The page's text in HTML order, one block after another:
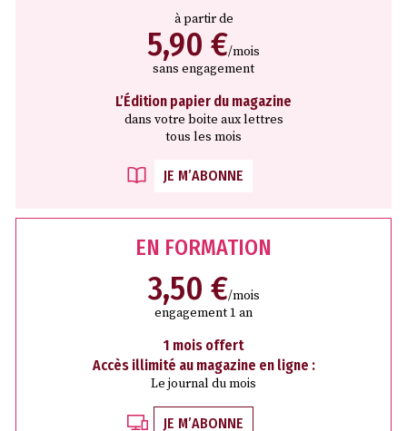
à partir de
5,90 €/mois
sans engagement
L’Édition papier du magazine
dans votre boite aux lettres
tous les mois
JE M’ABONNE
EN FORMATION
3,50 €/mois
engagement 1 an
1 mois offert
Accès illimité au magazine en ligne :
Le journal du mois
JE M’ABONNE